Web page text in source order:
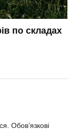
по складах
Обов’язкові